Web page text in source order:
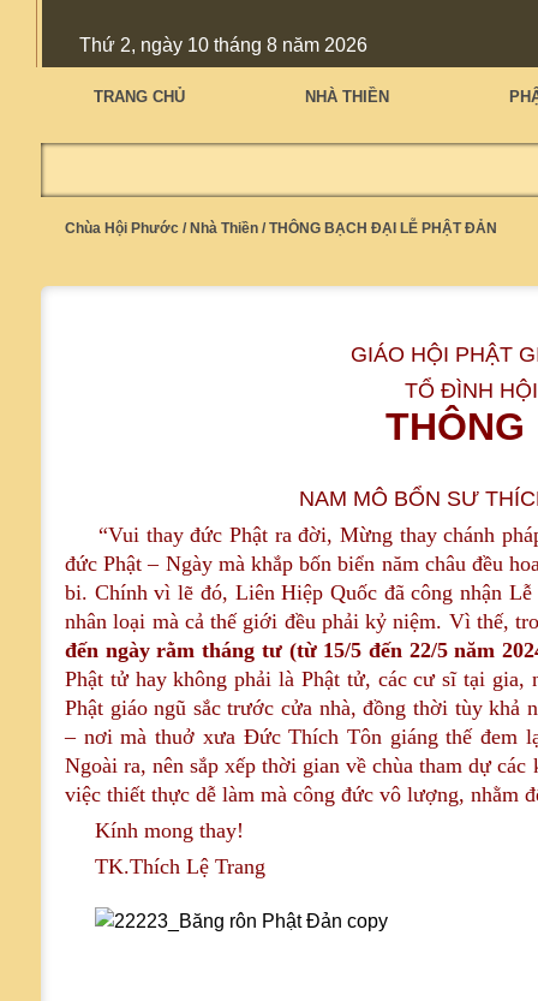
Thứ 2, ngày 10 tháng 8 năm 2026
TRANG CHỦ NHÀ THIỀN
Chùa Hội Phước / Nhà Thiền / THÔNG BẠCH ĐẠI LỄ PHẬT ĐẢN
GIÁO HỘI PHẬT
TỔ ĐÌNH
THÔNG
NAM MÔ BỔN SƯ
“Vui thay đức Phật ra đời, Mừng thay chánh
đức Phật – Ngày mà khắp bốn biển năm châu đều
bi. Chính vì lẽ đó, Liên Hiệp Quốc đã công nhận
nhân loại mà cả thế giới đều phải kỷ niệm. Vì thế,
đến ngày rằm tháng tư (từ 15/5 đến 22/5 năm
Phật tử hay không phải là Phật tử, các cư sĩ tại
Phật giáo ngũ sắc trước cửa nhà, đồng thời tùy
– nơi mà thuở xưa Đức Thích Tôn giáng thế đem
Ngoài ra, nên sắp xếp thời gian về chùa tham dự
việc thiết thực dễ làm mà công đức vô lượng, nhằm
Kính mong thay!
TK.Thích Lệ Trang